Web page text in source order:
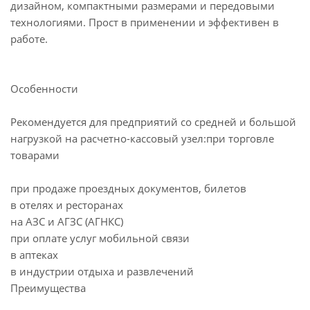
дизайном, компактными размерами и передовыми
технологиями. Прост в применении и эффективен в
работе.
Особенности
Рекомендуется для предприятий со средней и большой
нагрузкой на расчетно-кассовый узел:при торговле
товарами
при продаже проездных документов, билетов
в отелях и ресторанах
на АЗС и АГЗС (АГНКС)
при оплате услуг мобильной связи
в аптеках
в индустрии отдыха и развлечений
Преимущества